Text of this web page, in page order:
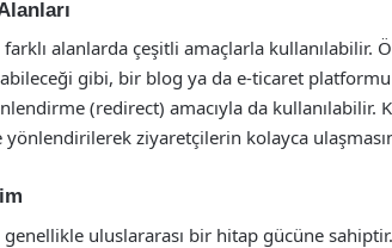
alanlarda çeşitli amaçlarla kullanılabilir.
gibi, bir blog ya da e-ticaret
(redirect) amacıyla da kullanılabilir.
yönlendirilerek ziyaretçilerin kolayca
uluslararası bir hitap gücüne